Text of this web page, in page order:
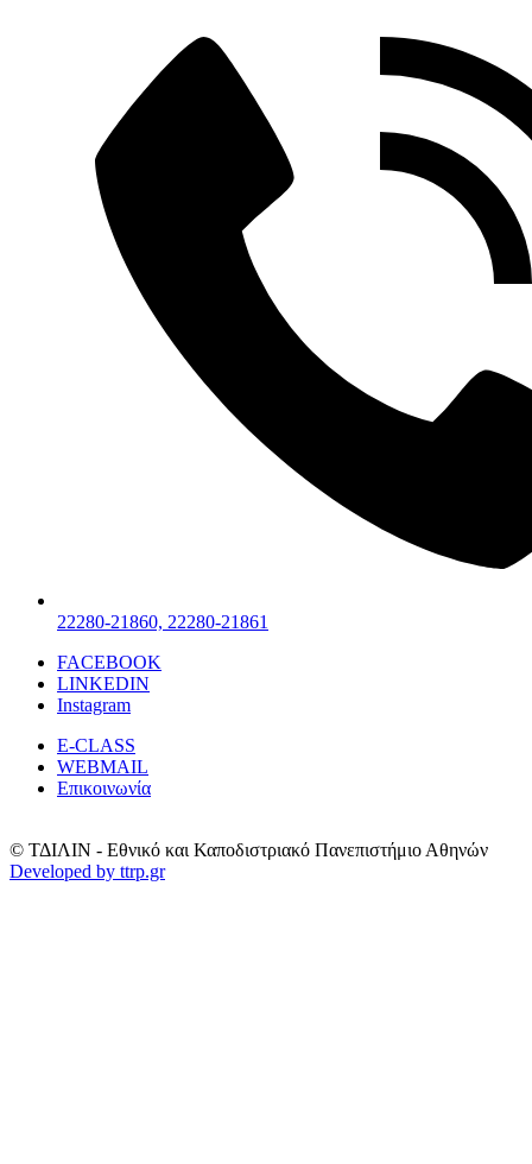
22280-21860, 22280-21861
FACEBOOK
LINKEDIN
Instagram
E-CLASS
WEBMAIL
Επικοινωνία
© ΤΔΙΛΙΝ - Εθνικό και Καποδιστριακό Πανεπιστήμιο Αθηνών
Developed by ttrp.gr